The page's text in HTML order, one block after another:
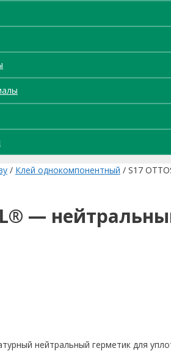
/ Клей однокомпонентный / S17
—
нейтральный герметик для